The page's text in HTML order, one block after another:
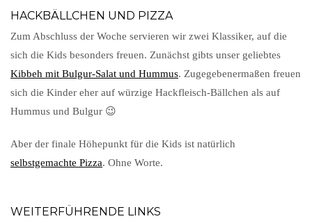
HACKBÄLLCHEN UND PIZZA
Zum Abschluss der Woche servieren wir zwei Klassiker, auf die
sich die Kids besonders freuen. Zunächst gibts unser geliebtes
Kibbeh mit Bulgur-Salat und Hummus. Zugegebenermaßen freuen
sich die Kinder eher auf würzige Hackfleisch-Bällchen als auf
Hummus und Bulgur 😉
Aber der finale Höhepunkt für die Kids ist natürlich
selbstgemachte Pizza. Ohne Worte.
WEITERFÜHRENDE LINKS